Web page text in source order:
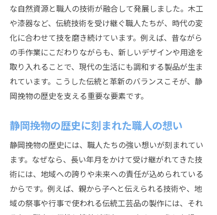
な自然資源と職人の技術が融合して発展しました。木工
や漆器など、伝統技術を受け継ぐ職人たちが、時代の変
化に合わせて技を磨き続けています。例えば、昔ながら
の手作業にこだわりながらも、新しいデザインや用途を
取り入れることで、現代の生活にも調和する製品が生ま
れています。こうした伝統と革新のバランスこそが、静
岡挽物の歴史を支える重要な要素です。
静岡挽物の歴史に刻まれた職人の想い
静岡挽物の歴史には、職人たちの強い想いが刻まれてい
ます。なぜなら、長い年月をかけて受け継がれてきた技
術には、地域への誇りや未来への責任が込められている
からです。例えば、親から子へと伝えられる技術や、地
域の祭事や行事で使われる伝統工芸品の製作には、それ